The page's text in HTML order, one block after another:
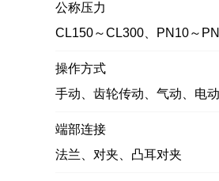
公称压力
CL150～CL300、PN10～
操作方式
手动、齿轮传动、气动、电
端部连接
法兰、对夹、凸耳对夹